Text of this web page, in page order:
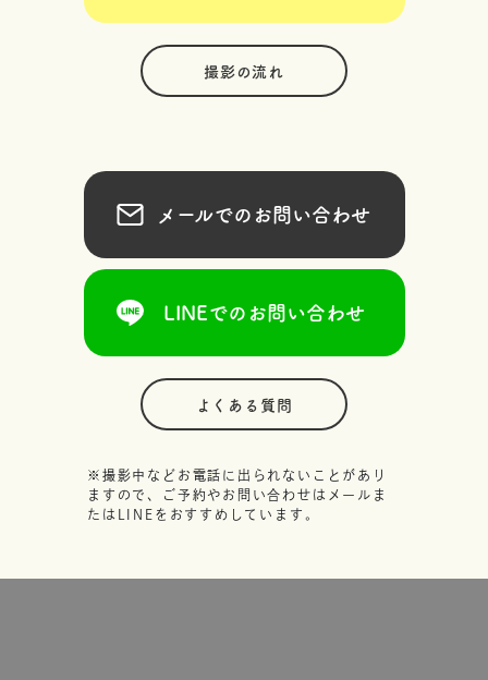
撮影の流れ
メールでのお問い合わせ
LINEでのお問い合わせ
よくある質問
※撮影中などお電話に出られないことがあり
ますので、ご予約やお問い合わせはメールま
たはLINEをおすすめしています。